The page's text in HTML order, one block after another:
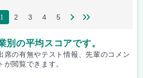
1 2 3 4 5
別の平均スコアです。
席の有無やテスト情報、先輩のコメン
トが閲覧できます。